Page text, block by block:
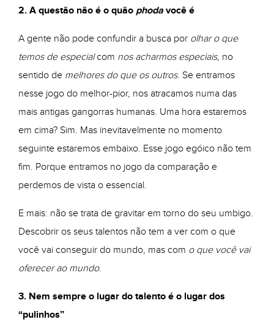
2. A questão não é o quão phoda você é
A gente não pode confundir a busca por olhar o que
temos de especialcom nos acharmos especiais, no
sentido de melhores do que os outros. Se entramos
nesse jogo do melhor-pior, nos atracamos numa das
mais antigas gangorras humanas. Uma hora estaremos
em cima? Sim. Mas inevitavelmente no momento
seguinte estaremos embaixo. Esse jogo egóico não tem
fim. Porque entramos no jogo da comparação e
perdemos de vista o essencial.
E mais: não se trata de gravitar em torno do seu umbigo.
Descobrir os seus talentos não tem a ver com o que
você vai conseguir do mundo, mas com o que você vai
oferecer ao mundo.
3. Nem sempre o lugar do talento é o lugar dos
“pulinhos”